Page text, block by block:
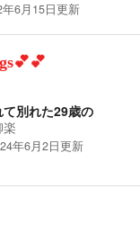
6月15日更新
別れた29歳の
楽
年6月2日更新